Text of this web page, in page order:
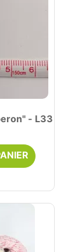
- L33